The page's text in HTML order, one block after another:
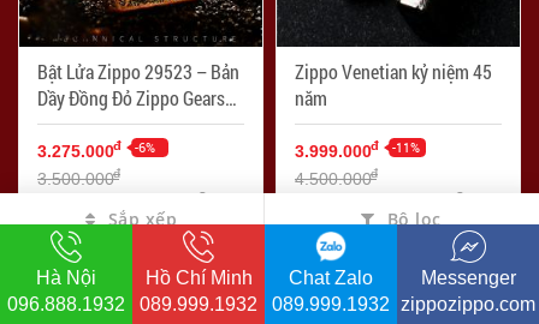
Bật Lửa Zippo 29523 – Bản
Dầy Đồng Đỏ Zippo Gears
Armor® Antique Copper
3.275.000đ -6%
3.500.000đ
Zippo Venetian kỷ niệm 45
năm
3.999.000đ -11%
4.500.000đ
Sắp xếp Bộ lọc
Hà Nội
096.888.1932
Hồ Chí Minh
089.999.1932
Chat Zalo
089.999.1932
Messenger
zippozippo.com